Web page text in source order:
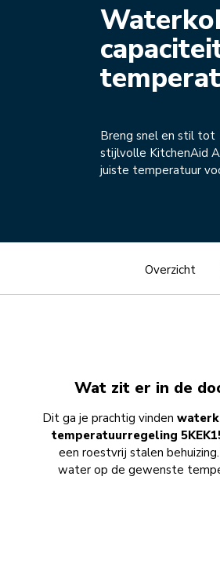
Breng snel en stil tot
stijlvolle KitchenAid
juiste temperatuur
Overzicht
Wat zit er in de
Dit ga je prachtig vinden
temperatuurregeling
een roestvrij stalen
water op de gewenste